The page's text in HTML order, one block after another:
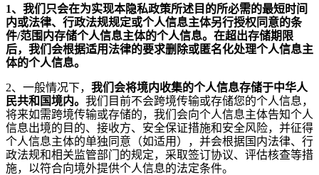
1、我们只会在为实现本隐私政策所述目的所必需的最短时间
内或法律、行政法规规定或个人信息主体另行授权同意的条
件/范围内存储个人信息主体的个人信息。在超出存储期限
后，我们会根据适用法律的要求删除或匿名化处理个人信息主
体的个人信息。
2、一般情况下， 我们会将境内收集的个人信息存储于中华人
民共和国境内。 我们目前不会跨境传输或存储您的个人信息，
将来如需跨境传输或存储的，我们会向个人信息主体告知个人
信息出境的目的、接收方、安全保证措施和安全风险，并征得
个人信息主体的单独同意（如适用），并会根据国内法律、行
政法规和相关监管部门的规定，采取签订协议、评估核查等措
施，以符合向境外提供个人信息的法定条件。